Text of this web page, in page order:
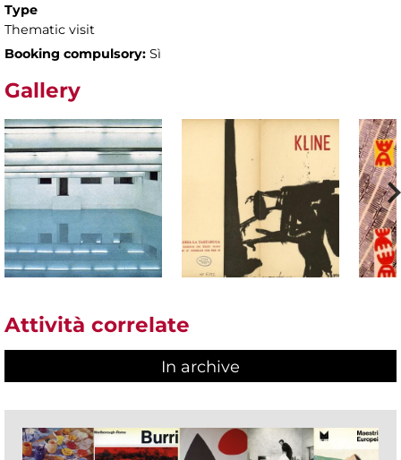
Type
Thematic visit
Booking compulsory: Sì
Gallery
Attività correlate
In archive